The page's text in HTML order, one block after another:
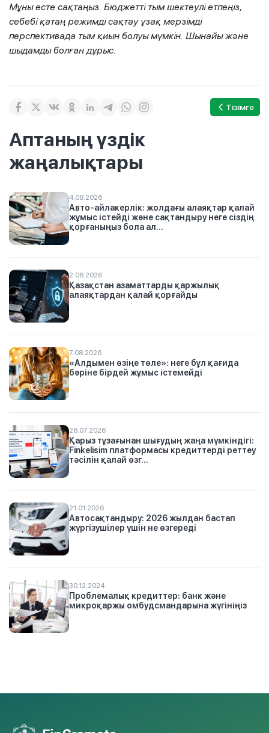
Мұны есте сақтаңыз. Бюджетті тым шектеулі етпеңіз,
себебі қатаң режимді сақтау ұзақ мерзімді
перспективада тым қиын болуы мүмкін. Шынайы және
шыдамды болған дұрыс.
Тізімге
Аптаның үздік
жаңалықтары
4.08.2026
Авто-айлакерлік: жолдағы алаяқтар қалай
жұмыс істейді және сақтандыру неге сіздің
қорғаныңыз бола ал...
2.08.2026
Қазақстан азаматтарды қаржылық
алаяқтардан қалай қорғайды
7.08.2026
«Алдымен өзіңе төле»: неге бұл қағида
бәріне бірдей жұмыс істемейді
26.07.2026
Қарыз тұзағынан шығудың жаңа мүмкіндігі:
Finkelisim платформасы кредиттерді реттеу
тәсілін қалай өзг...
21.01.2026
Автосақтандыру: 2026 жылдан бастап
жүргізушілер үшін не өзгереді
30.12.2024
Проблемалық кредиттер: банк және
микроқаржы омбудсмандарына жүгініңіз